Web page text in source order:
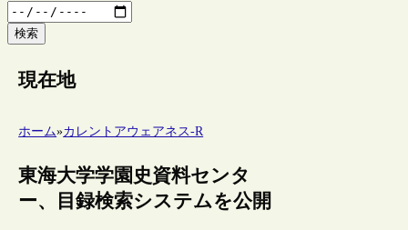
検索
現在地
ホーム»カレントアウェアネス-R
東海大学学園史資料センタ
ー、目録検索システムを公開